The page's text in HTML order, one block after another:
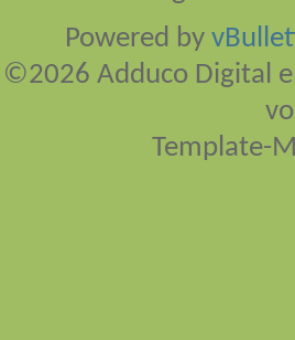
Powered by
Adduco Digital
Template-